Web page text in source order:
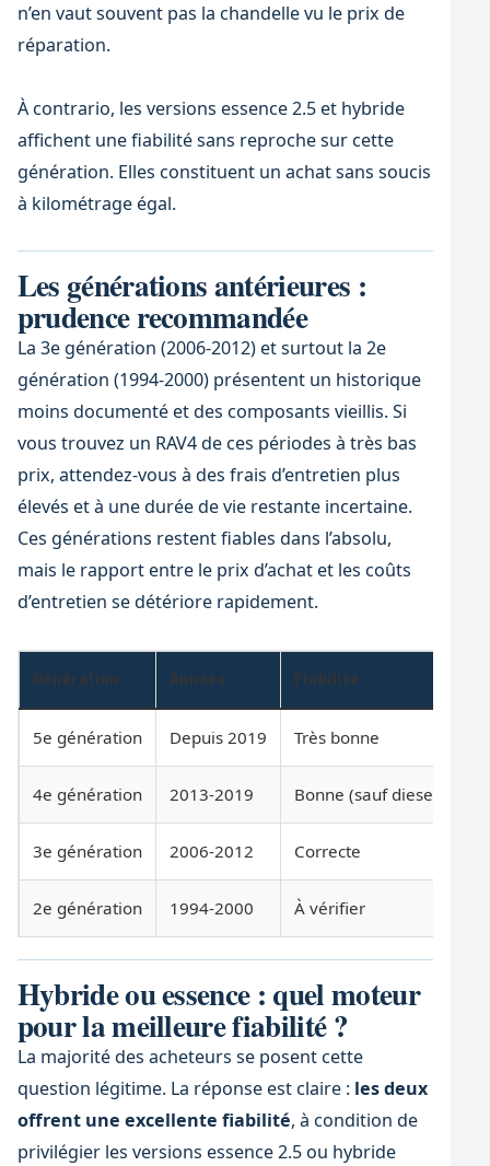
n’en vaut souvent pas la chandelle vu le prix de
réparation.
À contrario, les versions essence 2.5 et hybride
affichent une fiabilité sans reproche sur cette
génération. Elles constituent un achat sans soucis
à kilométrage égal.
Les générations antérieures :
prudence recommandée
La 3e génération (2006-2012) et surtout la 2e
génération (1994-2000) présentent un historique
moins documenté et des composants vieillis. Si
vous trouvez un RAV4 de ces périodes à très bas
prix, attendez-vous à des frais d’entretien plus
élevés et à une durée de vie restante incertaine.
Ces générations restent fiables dans l’absolu,
mais le rapport entre le prix d’achat et les coûts
d’entretien se détériore rapidement.
Génération Années Fiabilité
5e génération Depuis 2019 Très bonne
4e génération 2013-2019 Bonne (sauf diesel)
3e génération 2006-2012 Correcte
2e génération 1994-2000 À vérifier
Hybride ou essence : quel moteur
pour la meilleure fiabilité ?
La majorité des acheteurs se posent cette
question légitime. La réponse est claire : les deux
offrent une excellente fiabilité, à condition de
privilégier les versions essence 2.5 ou hybride